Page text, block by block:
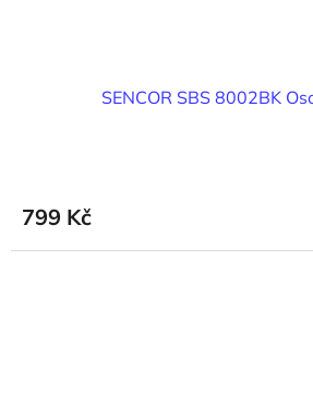
SENCOR SBS 8002BK
799 Kč